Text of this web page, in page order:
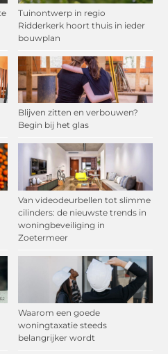
Tuinontwerp in regio
Ridderkerk hoort thuis in ieder
bouwplan
Blijven zitten en verbouwen?
Begin bij het glas
Van videodeurbellen tot slimme
cilinders: de nieuwste trends in
woningbeveiliging in
Zoetermeer
Waarom een goede
woningtaxatie steeds
belangrijker wordt